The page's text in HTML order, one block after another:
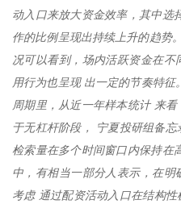
动入口来放大资金效率，其中选
作的比例呈现出持续上升的趋势
况可以看到，场内活跃资金在
用行为也呈现 出一定的节奏特
周期里，从近一年样本统计 来
于无杠杆阶段， 宁夏投研组备忘
检索量在多个时间窗口内保持在
中，有相当一部分人表示，在
考虑 通过配资活动入口在结构性